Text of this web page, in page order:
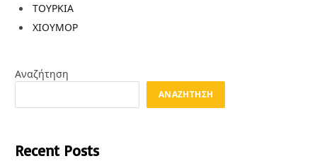
ΤΟΥΡΚΙΑ
ΧΙΟΥΜΟΡ
Αναζήτηση
ΑΝΑΖΉΤΗΣΗ
Recent Posts